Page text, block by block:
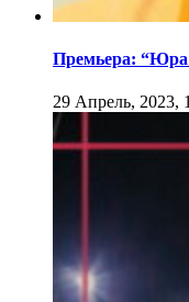
Премьера: “Юра
29 Апрель, 2023,